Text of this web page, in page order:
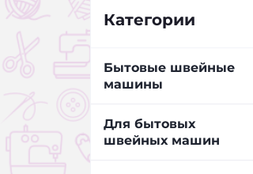
Категории
Бытовые швейные
машины
Оверлоки JANETE
Для бытовых
швейных машин